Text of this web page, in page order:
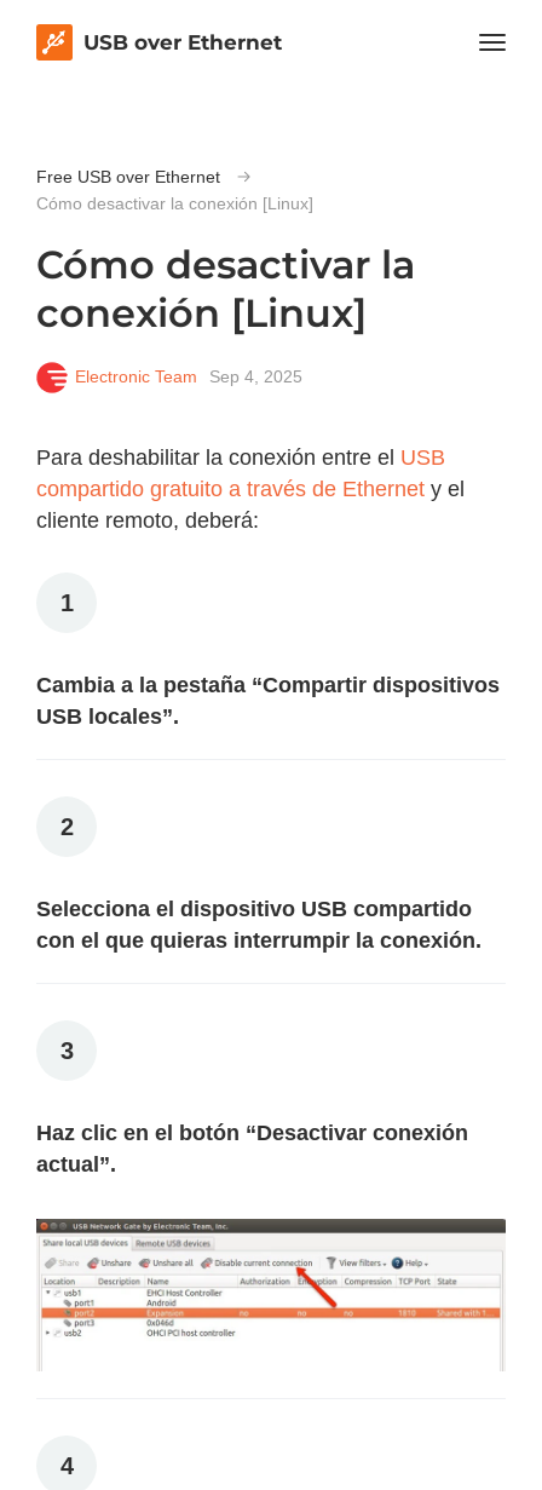
USB over Ethernet
Free USB over Ethernet
Cómo desactivar la conexión [Linux]
Cómo desactivar la
conexión [Linux]
Electronic Team Sep 4, 2025
Para deshabilitar la conexión entre el USB
compartido gratuito a través de Ethernet y el
cliente remoto, deberá:
1
Cambia a la pestaña “Compartir dispositivos
USB locales”.
2
Selecciona el dispositivo USB compartido
con el que quieras interrumpir la conexión.
3
Haz clic en el botón “Desactivar conexión
actual ”.
4